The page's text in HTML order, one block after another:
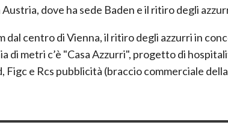
dove ha sede Baden e il ritiro degli
dal centro di Vienna, il ritiro degli azzurri in
di metri c’è "Casa Azzurri", progetto di
Figc e Rcs pubblicità (braccio commerciale